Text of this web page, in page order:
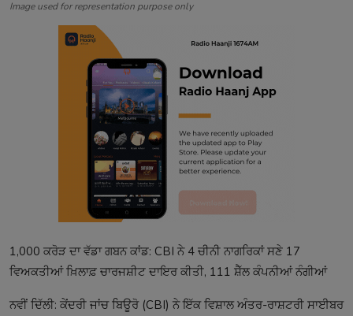
Image used for representation purpose only
1,000 ਕਰੋੜ ਦਾ ਵੱਡਾ ਗਬਨ ਕਾਂਡ: CBI ਨੇ 4 ਚੀਨੀ ਨਾਗਰਿਕਾਂ ਸਣੇ 17
ਵਿਅਕਤੀਆਂ ਖ਼ਿਲਾਫ਼ ਚਾਰਜਸ਼ੀਟ ਦਾਇਰ ਕੀਤੀ, 111 ਸ਼ੈੱਲ ਕੰਪਨੀਆਂ ਨੰਗੀਆਂ
ਨਵੀਂ ਦਿੱਲੀ: ਕੇਂਦਰੀ ਜਾਂਚ ਬਿਊਰੋ (CBI) ਨੇ ਇੱਕ ਵਿਸ਼ਾਲ ਅੰਤਰ-ਰਾਸ਼ਟਰੀ ਸਾਈਬਰ